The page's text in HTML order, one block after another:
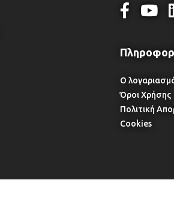
Ο
Όροι Χρήσης
Πολιτική
Cookies